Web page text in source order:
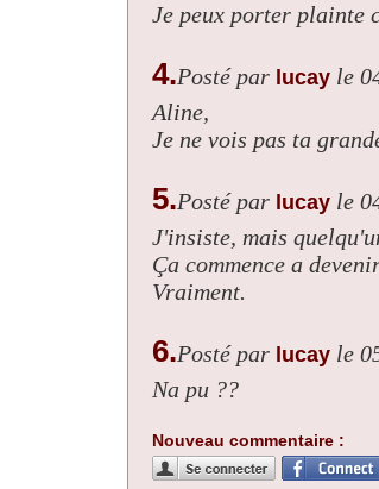
Je peux porter plainte
4.Posté par lucay le
Aline,
Je ne vois pas ta
5.Posté par lucay le
J'insiste, mais
Ça commence a
Vraiment.
6.Posté par lucay le
Na pu ??
Nouveau commentaire :